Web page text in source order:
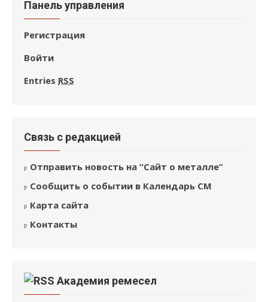
Панель управления
Регистрация
Войти
Entries RSS
Связь с редакцией
Отправить новость на “Сайт о металле”
Сообщить о событии в Календарь СМ
Карта сайта
Контакты
Академия ремесел